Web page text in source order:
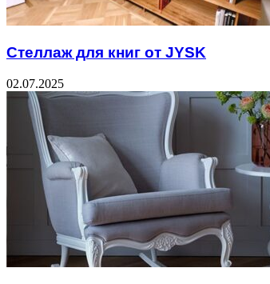
Стеллаж для книг от JYSK
02.07.2025